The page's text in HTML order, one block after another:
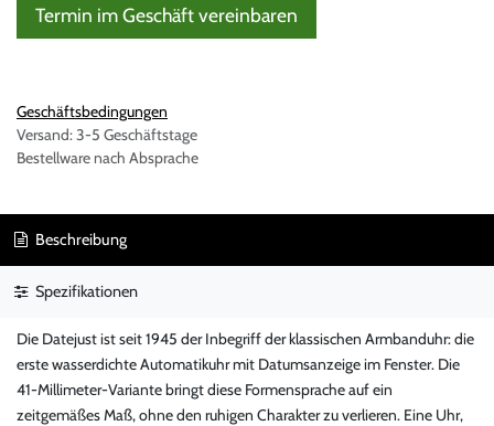
Termin im Geschäft vereinbaren
Geschäftsbedingungen
Versand: 3-5 Geschäftstage
Bestellware nach Absprache
Beschreibung
Spezifikationen
Die Datejust ist seit 1945 der Inbegriff der klassischen Armbanduhr: die
erste wasserdichte Automatikuhr mit Datumsanzeige im Fenster. Die
41-Millimeter-Variante bringt diese Formensprache auf ein
zeitgemäßes Maß, ohne den ruhigen Charakter zu verlieren. Eine Uhr,